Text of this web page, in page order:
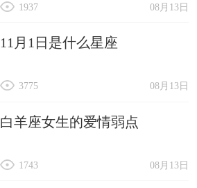
08月13日
1937
11月1日是什么星座
08月13日
3775
白羊座女生的爱情弱点
08月13日
1743